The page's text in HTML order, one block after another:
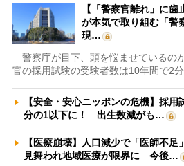
【「警察官離れ」に
が本気で取り組む「
現…
警察庁が目下、頭を悩ませているの
官の採用試験の受験者数は10年間で2
【安全・安心ニッポンの危機】採
分の1以下に！ 出生数減がも…
【医療崩壊】人口減少で「医師不
見舞われ地域医療が限界に 今後…